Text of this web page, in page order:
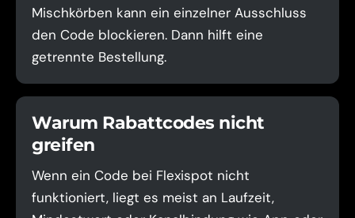
Mischkörben kann ein einzelner Ausschluss
den Code blockieren. Dann hilft eine
getrennte Bestellung.
Warum Rabattcodes nicht
greifen
Wenn ein Code bei Flexispot nicht
funktioniert, liegt es meist an Laufzeit,